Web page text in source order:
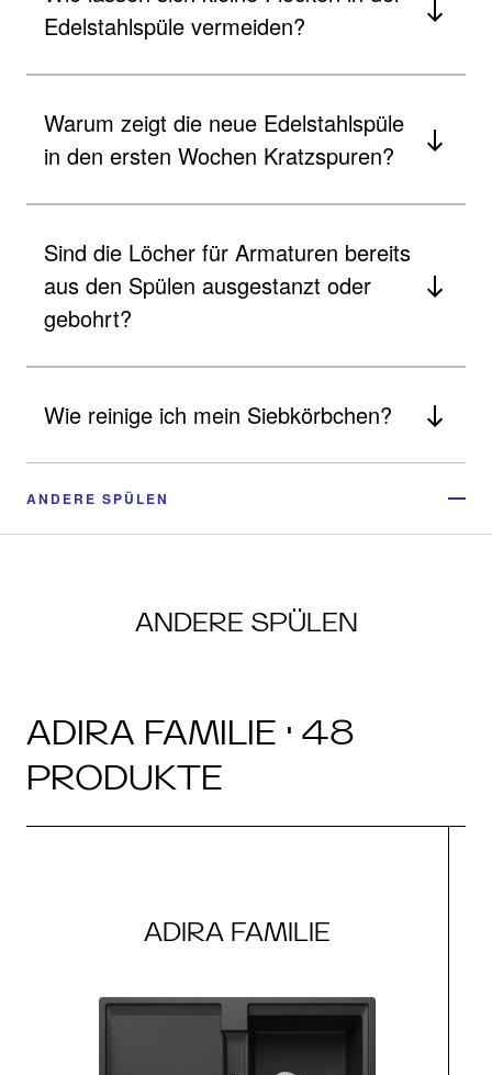
Edelstahlspüle vermeiden?
Warum zeigt die neue Edelstahlspüle
in den ersten Wochen Kratzspuren?
Sind die Löcher für Armaturen bereits
aus den Spülen ausgestanzt oder
gebohrt?
Wie reinige ich mein Siebkörbchen?
ANDERE SPÜLEN
ANDERE SPÜLEN
ADIRA FAMILIE · 48
PRODUKTE
ADIRA FAMILIE